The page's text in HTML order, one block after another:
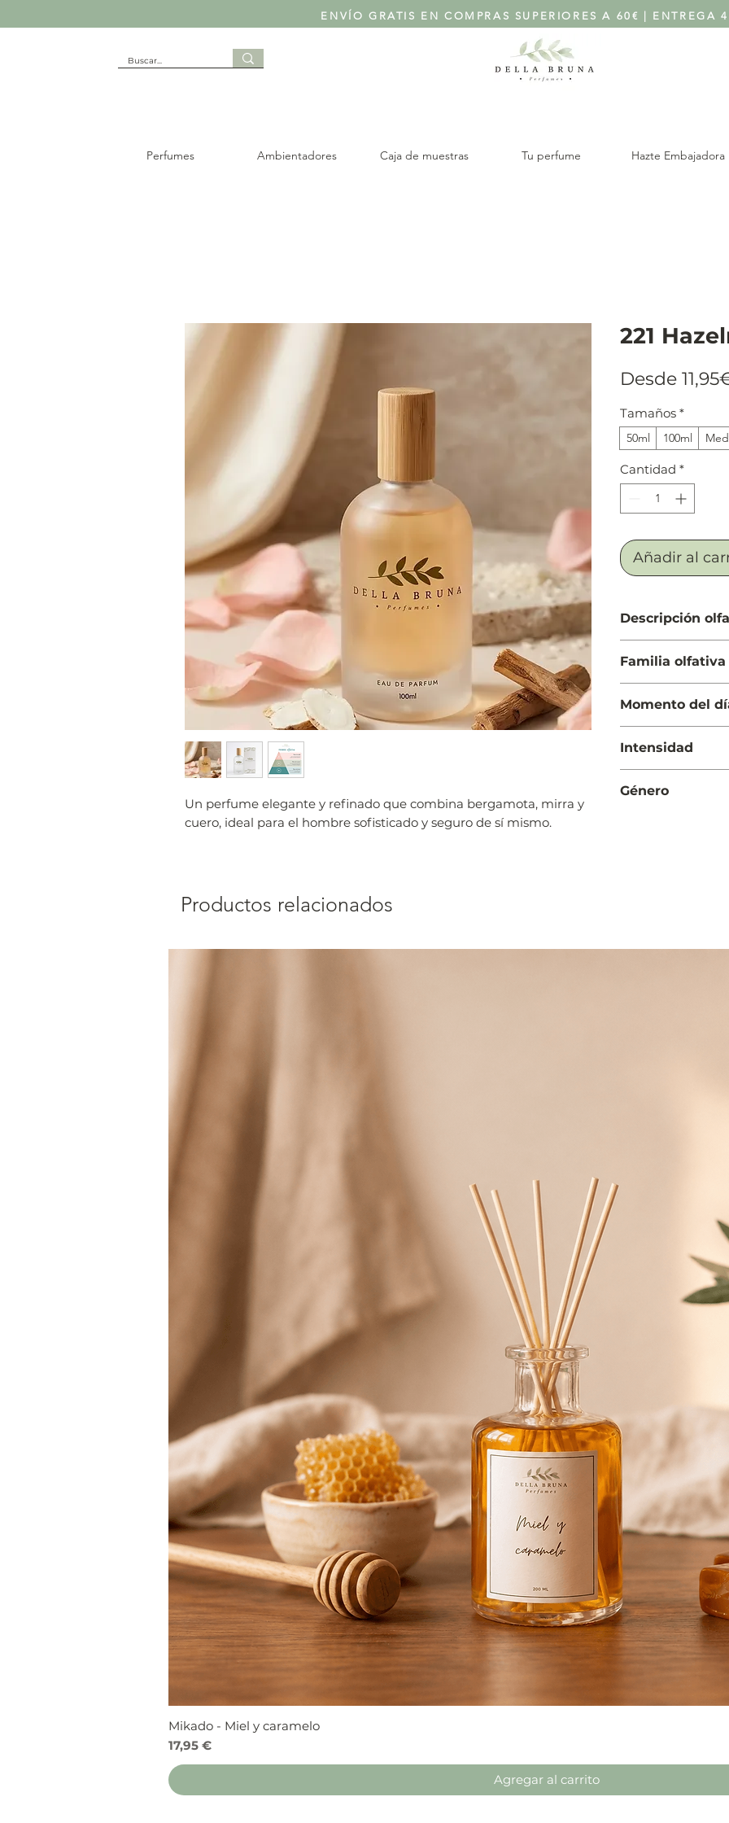
ENVÍO GRATIS EN COMPRAS SUPERIORES A 60€ | ENTREGA
Perfumes Ambientadores Caja de muestras Tu perfume Hazte Embajadora
Un perfume elegante y refinado que combina bergamota, mirra y
cuero, ideal para el hombre sofisticado y seguro de sí mismo.
221
Desde
Tamaños *
50ml 100ml
Cantidad *
Añadir al
Descripción
Cuerpo: Granos
avellana
Fondo: Cuero y
Familia olfativa
Momento del
Intensidad
Género
Productos relacionados
Mikado - Miel y caramelo
Precio
17,95 €
Agregar al carrito